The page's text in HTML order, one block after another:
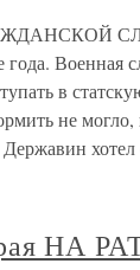
года. Военная
в
не
НА